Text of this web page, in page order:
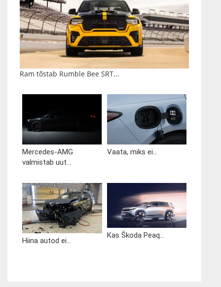
Ram tõstab Rumble Bee SRT...
Mercedes-AMG
valmistab uut...
Vaata, miks ei...
Hiina autod ei...
Kas Škoda Peaq...